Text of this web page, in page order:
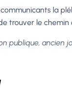
la
trouver le chemin
publique, ancien